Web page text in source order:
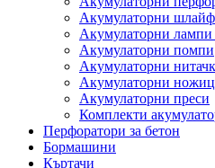
Акумулаторни
Акумулаторни
Акумулаторни помпи
Акумулаторни
Акумулаторни
Акумулаторни преси
Комплекти
Перфоратори за бетон
Бормашини
Къртачи